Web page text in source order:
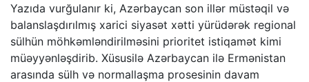
Yazıda vurğulanır ki, Azərbaycan son illər müstəqil və
balanslaşdırılmış xarici siyasət xətti yürüdərək regional
sülhün möhkəmləndirilməsini prioritet istiqamət kimi
müəyyənləşdirib. Xüsusilə Azərbaycan ilə Ermənistan
arasında sülh və normallaşma prosesinin davam